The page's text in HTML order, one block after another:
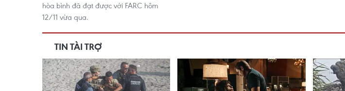
hòa bình đã đạt được với FARC hôm
12/11 vừa qua.